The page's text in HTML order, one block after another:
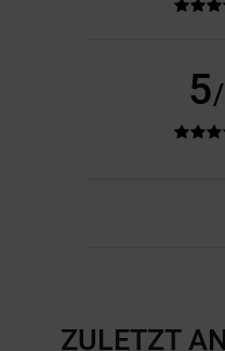
5
ZULETZT